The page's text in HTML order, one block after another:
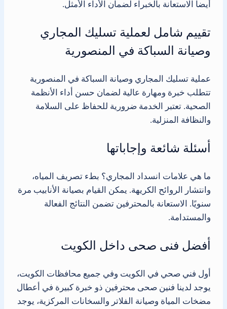
أيضاً الاستعانة بالخبراء لضمان الأداء الأمثل.
تقييم شامل لعملية تسليك المجاري
وصيانة السباكة في المنصورية
عملية تسليك المجاري وصيانة السباكة في المنصورية
تتطلب خبرة ومهارة عالية لضمان حسن أداء الأنظمة
الصحية. تعتبر الخدمة ضرورية للحفاظ على السلامة
والنظافة المنزلية.
أسئلة شائعة وإجاباتها
ما هي علامات انسداد المجاري؟ بطء تصريف المياه،
وانتشار الروائح الكريهة. يمكن القيام بصيانة الأنابيب مرة
سنويًا. الاستعانة بالمحترفين تضمن النتائج الفعالة
والمستدامة.
أفضل فنى صحى داخل الكويت
أول فني صحي في الكويت وفي جميع محافظات الكويت،
يوجد لدينا فنين صحى محترفين ذو خبرة كبيرة في أعطال
مضخات المياة وصيانة الفلاتر والسخانات المركزية، يوجد